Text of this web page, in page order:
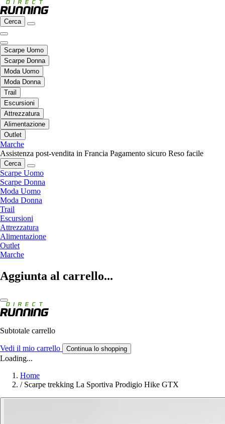
Cerca
Scarpe Uomo
Scarpe Donna
Moda Uomo
Moda Donna
Trail
Escursioni
Attrezzatura
Alimentazione
Outlet
Marche
Assistenza post-vendita in Francia Pagamento sicuro Reso facile
Cerca
Scarpe Uomo
Scarpe Donna
Moda Uomo
Moda Donna
Trail
Escursioni
Attrezzatura
Alimentazione
Outlet
Marche
Aggiunta al carrello...
Subtotale carrello
Vedi il mio carrello Continua lo shopping
Loading...
Home
/ Scarpe trekking La Sportiva Prodigio Hike GTX